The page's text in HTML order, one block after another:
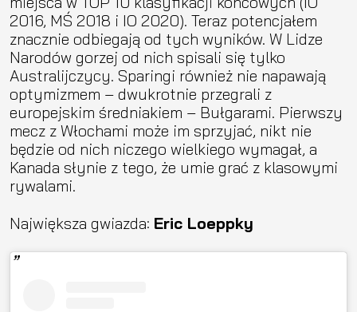
2016, MŚ 2018 i IO 2020). Teraz potencjałem
znacznie odbiegają od tych wyników. W Lidze
Narodów gorzej od nich spisali się tylko
Australijczycy. Sparingi również nie napawają
optymizmem – dwukrotnie przegrali z
europejskim średniakiem – Bułgarami. Pierwszy
mecz z Włochami może im sprzyjać, nikt nie
będzie od nich niczego wielkiego wymagał, a
Kanada słynie z tego, że umie grać z klasowymi
rywalami.
Największa gwiazda: Eric Loeppky